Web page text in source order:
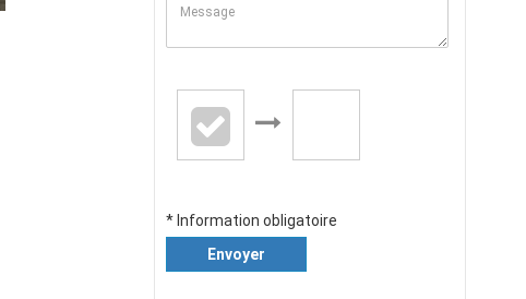
* Information obligatoire
Envoyer